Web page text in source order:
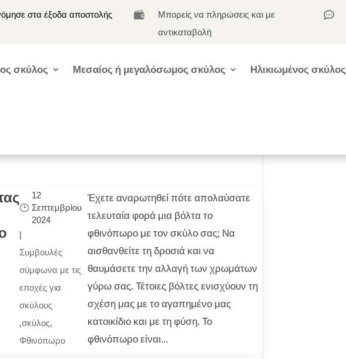
στα έξοδα αποστολής 
Μπορείς να πληρώσεις και με
αντικαταβολή

σκύλος Μεσαίος ή μεγαλόσωμος σκύλος Ηλικιωμένος σκύλος
12
Σεπτεμβρίου
2024
|
Συμβουλές
σύμφωνα με τις
εποχές για
σκύλους
,σκύλος,
Φθινόπωρο
Έχετε αναρωτηθεί πότε απολαύσατε
τελευταία φορά μια βόλτα το
φθινόπωρο με τον σκύλο σας; Να
αισθανθείτε τη δροσιά και να
θαυμάσετε την αλλαγή των χρωμάτων
γύρω σας. Τέτοιες βόλτες ενισχύουν τη
σχέση μας με το αγαπημένο μας
κατοικίδιο και με τη φύση. Το
φθινόπωρο είναι...